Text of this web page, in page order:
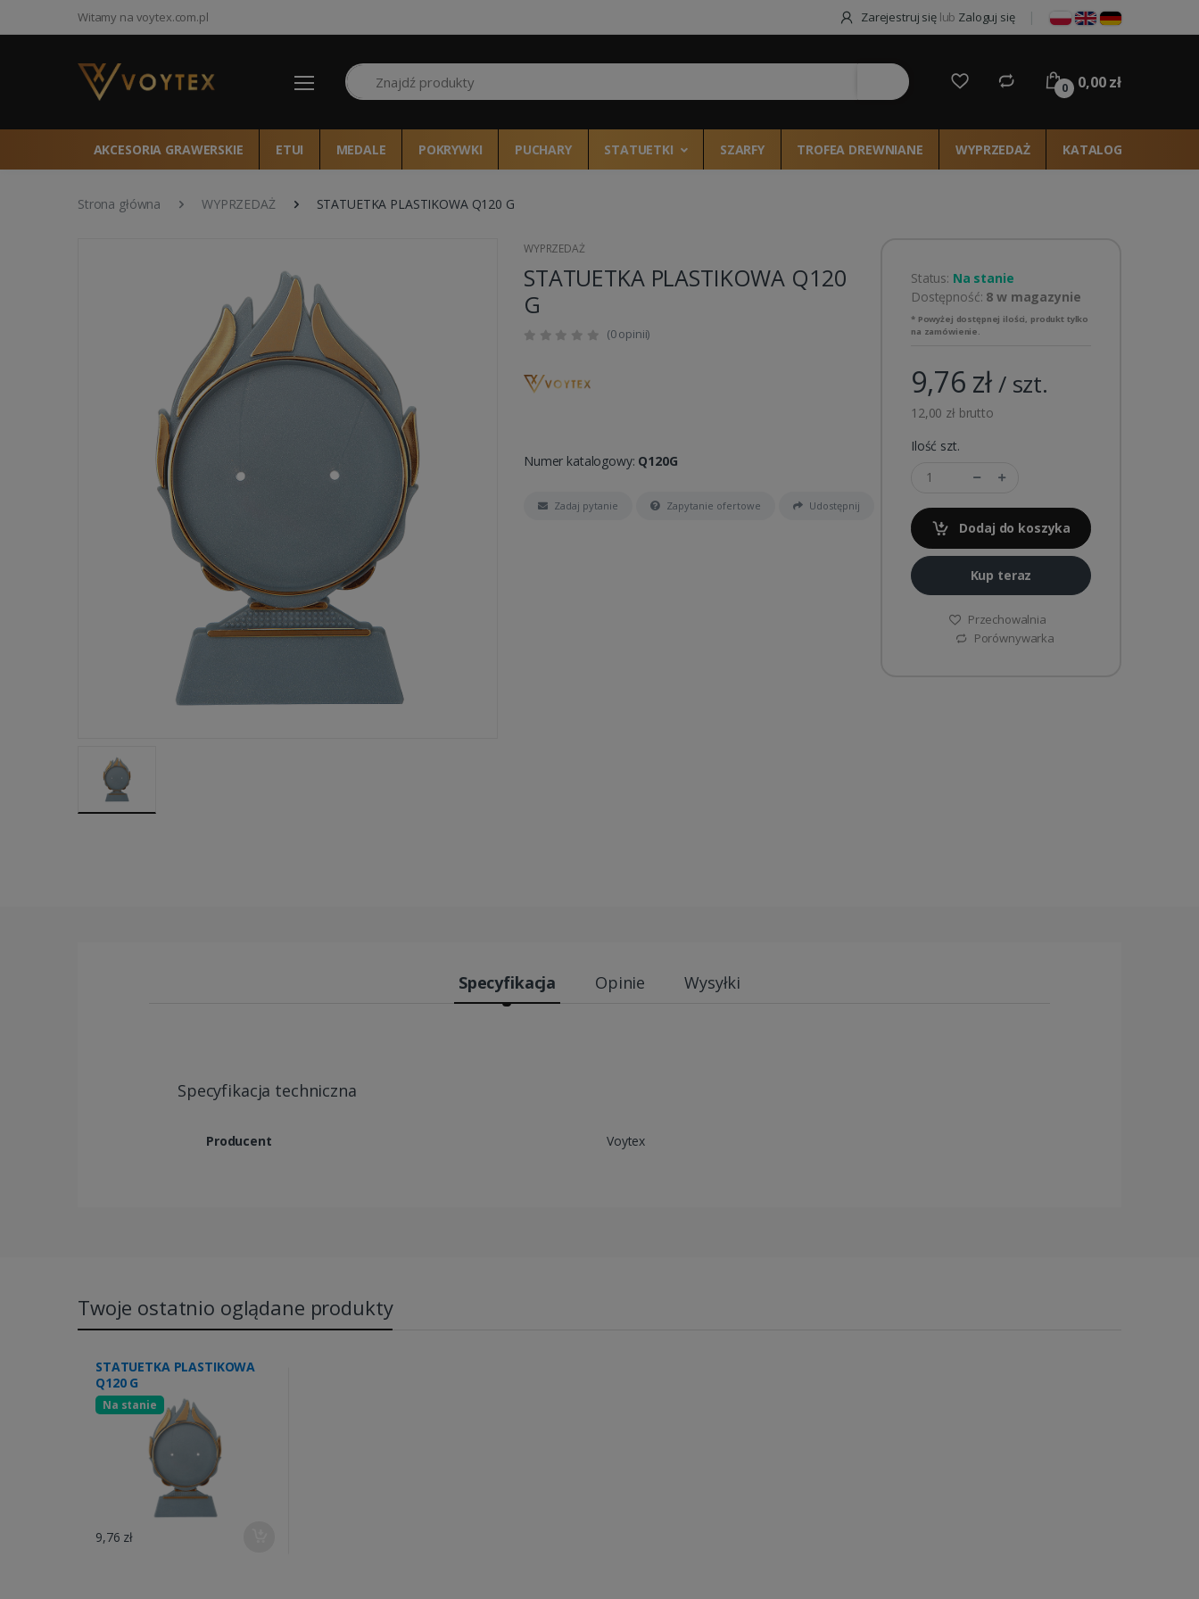
Witamy na voytex.com.pl Zarejestruj się lub Zaloguj się
Szukaj
0 0,00 zł
AKCESORIA GRAWERSKIE ETUI MEDALE POKRYWKI PUCHARY STATUETKI SZARFY TROFEA DREWNIANE WYPRZEDAŻ KATALOG 2026
Strona główna WYPRZEDAŻ STATUETKA PLASTIKOWA Q120 G
WYPRZEDAŻ
STATUETKA PLASTIKOWA Q120
G
(0 opinii)
Numer katalogowy: Q120G
Zadaj pytanie Zapytanie ofertowe Udostępnij
Status: Na stanie
Dostępność: 8 w magazynie
* Powyżej dostępnej ilości, produkt tylko
na zamówienie.
9,76 zł / szt.
12,00 zł brutto
Ilość szt.
Dodaj do koszyka
Kup teraz
Przechowalnia
Porównywarka
Specyfikacja Opinie Wysyłki
Specyfikacja techniczna
Producent Voytex
Twoje ostatnio oglądane produkty
STATUETKA PLASTIKOWA
Q120 G
Na stanie
9,76 zł